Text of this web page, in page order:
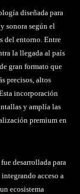
diseñada para
sonora según el
del entorno. Entre
la llegada al país
gran formato que
precisos, altos
incorporación
y amplía las
premium en
desarrollada para
acceso a
ecosistema